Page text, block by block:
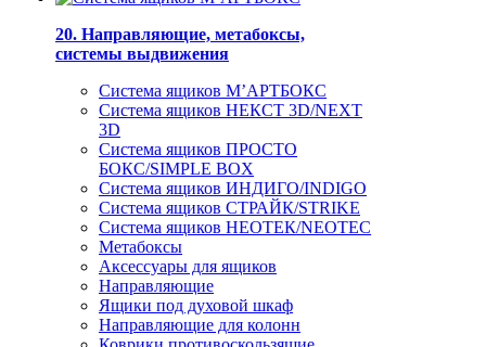
20. Направляющие, метабоксы,
системы выдвижения
Система ящиков М’АРТБОКС
Система ящиков НЕКСТ 3D/NEXT
3D
Система ящиков ПРОСТО
БОКС/SIMPLE BOX
Система ящиков ИНДИГО/INDIGO
Система ящиков СТРАЙК/STRIKE
Система ящиков НЕОТЕК/NEOTEC
Метабоксы
Аксессуары для ящиков
Направляющие
Ящики под духовой шкаф
Направляющие для колонн